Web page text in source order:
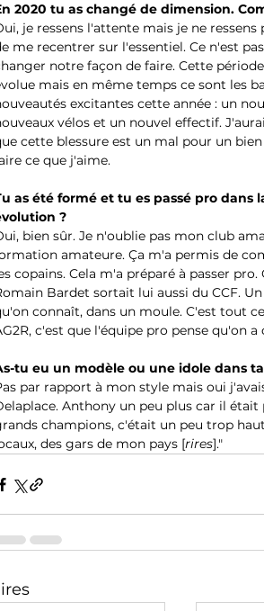
2020 tu as changé de dimension.
je ressens l'attente mais je ne
me recentrer sur l'essentiel. Ce n'est
notre façon de faire. Cette
mais en même temps ce sont les
excitantes cette année : un
vélos et un nouvel effectif.
cette blessure est un mal pour un
ce que j'aime.
as été formé et tu es passé pro dans
?
bien sûr. Je n'oublie pas mon club
amateure. Ça m'a permis de
copains. Cela m'a préparé à passer
Bardet sortait lui aussi du CCF.
connaît, dans un moule. C'est tout
c'est que l'équipe pro pense qu'on
tu eu un modèle ou une idole dans
par rapport à mon style mais oui
Anthony un peu plus car il
champions, c'était un peu trop
des gars de mon pays [rires]."